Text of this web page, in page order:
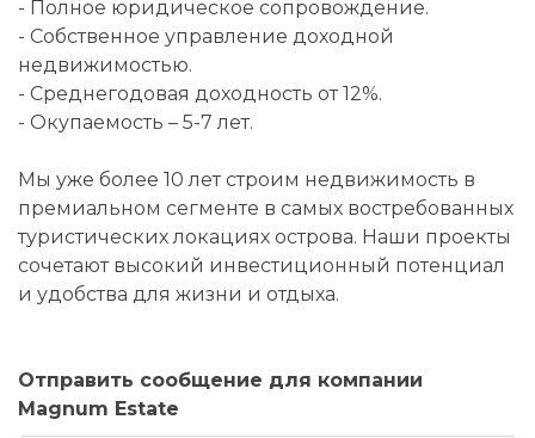
- Полное юридическое сопровождение.
- Собственное управление доходной
недвижимостью.
- Среднегодовая доходность от 12%.
- Окупаемость – 5-7 лет.
Мы уже более 10 лет строим недвижимость в
премиальном сегменте в самых востребованных
туристических локациях острова. Наши проекты
сочетают высокий инвестиционный потенциал
и удобства для жизни и отдыха.
Отправить сообщение для компании
Magnum Estate